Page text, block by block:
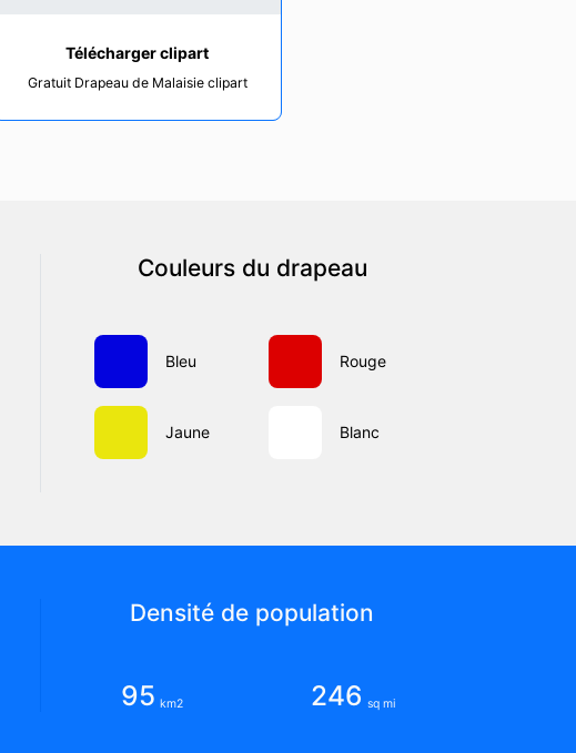
Télécharger clipart
Gratuit Drapeau de Malaisie clipart
Couleurs du drapeau
Bleu Rouge
Jaune Blanc
Densité de population
95 km2 246 sq mi